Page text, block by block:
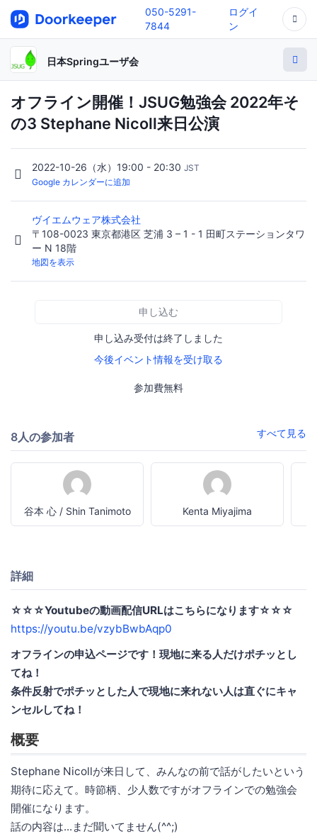
050-5291-
7844
ログイ
ン
日本Springユーザ会
オフライン開催！JSUG勉強会 2022年そ
の3 Stephane Nicoll来日公演
2022-10-26（水）19:00 - 20:30 JST
Google カレンダーに追加
ヴイエムウェア株式会社
〒108-0023 東京都港区 芝浦 3 – 1 - 1 田町ステーションタワ
ー N 18階
地図を表示
申し込む
申し込み受付は終了しました
今後イベント情報を受け取る
参加費無料
8人の参加者 すべて見る
谷本 心 / Shin Tanimoto Kenta Miyajima
詳細
☆☆☆Youtubeの動画配信URLはこちらになります☆☆☆
https://youtu.be/vzybBwbAqp0
オフラインの申込ページです！現地に来る人だけポチッとし
てね！
条件反射でポチッとした人で現地に来れない人は直ぐにキャ
ンセルしてね！
概要
Stephane Nicollが来日して、みんなの前で話がしたいという
期待に応えて。時節柄、少人数ですがオフラインでの勉強会
開催になります。
話の内容は...まだ聞いてません(^^;)